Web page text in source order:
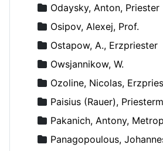
Odaysky, Anton, Priester
Osipov, Alexej, Prof.
Ostapow, A., Erzpriester
Owsjannikow, W.
Ozoline, Nicolas,
Paisius (Rauer),
Pakanich, Antony,
Panagopoulous,